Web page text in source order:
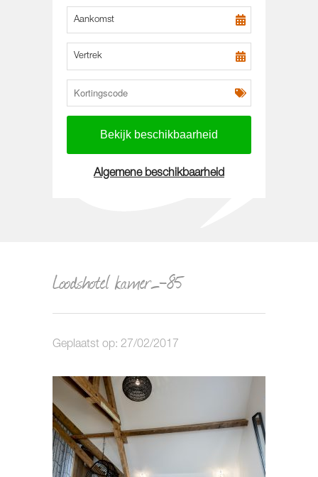
Aankomst
Vertrek
Algemene beschikbaarheid
Loodshotel kamer_-85
Geplaatst op: 27/02/2017